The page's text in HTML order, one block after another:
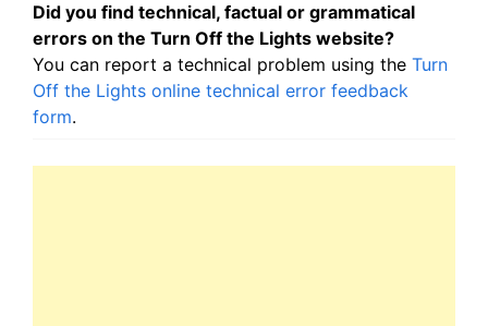
Did you find technical, factual or grammatical
errors on the Turn Off the Lights website?
You can report a technical problem using the Turn
Off the Lights online technical error feedback
form.